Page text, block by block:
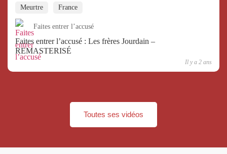
Meurtre France
Faites entrer l’accusé
Faites entrer l’accusé : Les frères Jourdain –
REMASTERISÉ
Il y a 2 ans
Toutes ses vidéos